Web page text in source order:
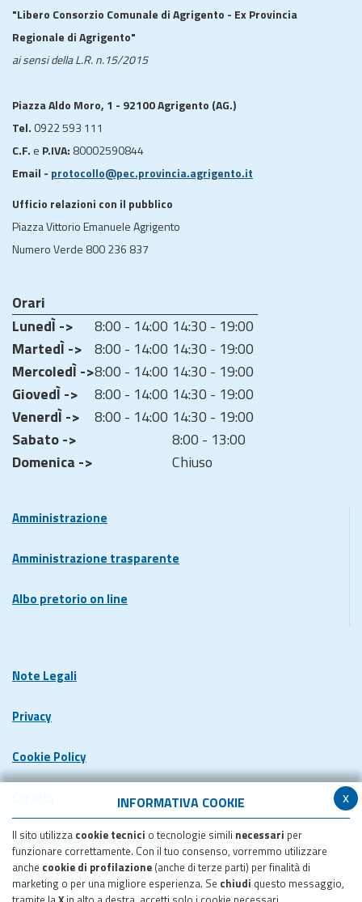
x
INFORMATIVA COOKIE
Il sito utilizza cookie tecnici o tecnologie simili necessari per
funzionare correttamente. Con il tuo consenso, vorremmo utilizzare
anche cookie di profilazione (anche di terze parti) per finalità di
marketing o per una migliore esperienza. Se chiudi questo messaggio,
"Libero Consorzio Comunale di Agrigento - Ex Provincia
Regionale di Agrigento"
ai sensi della L.R. n.15/2015
Piazza Aldo Moro, 1 - 92100 Agrigento (AG.)
Tel. 0922 593 111
C.F. e P.IVA: 80002590844
Email - protocollo@pec.provincia.agrigento.it
Ufficio relazioni con il pubblico
Piazza Vittorio Emanuele Agrigento
Numero Verde 800 236 837
Orari
LunedÌ ->
8:00 - 14:00 14:30 - 19:00
MartedÌ -> 8:00 - 14:00 14:30 - 19:00
MercoledÌ ->8:00 - 14:00 14:30 - 19:00
GiovedÌ ->
8:00 - 14:00 14:30 - 19:00
VenerdÌ ->
8:00 - 14:00 14:30 - 19:00
Sabato ->
8:00 - 13:00
Domenica ->
Chiuso
Amministrazione
Amministrazione trasparente
Albo pretorio on line
Note Legali
Privacy
Cookie Policy
Dichiarazione di accessibilita'
Meccanismo di feedback